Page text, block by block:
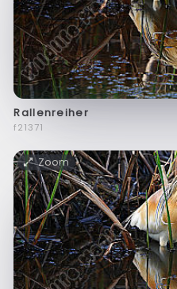
Rallenreiher
f21371
Zoom